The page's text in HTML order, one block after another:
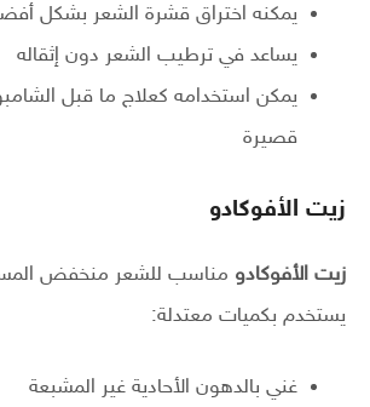
يمكنه اختراق قشرة الشعر بشكل
يساعد في ترطيب الشعر دون إثقاله
يمكن استخدامه كعلاج ما قبل
قصيرة
زيت الأفوكادو
زيت الأفوكادو مناسب للشعر منخفض
يستخدم بكميات معتدلة:
غني بالدهون الأحادية غير المشبعة